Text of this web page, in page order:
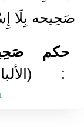
صَحِيحه بِلَا
حكم
: